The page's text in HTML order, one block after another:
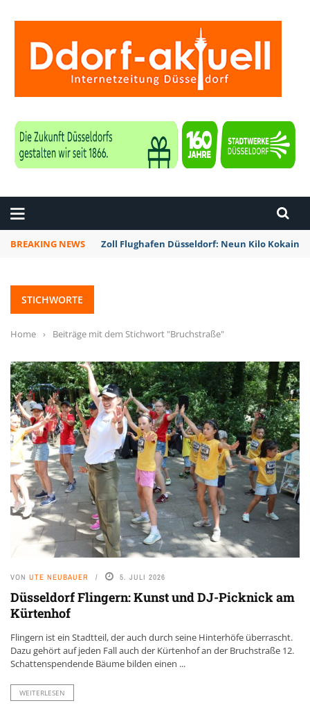
BREAKING NEWS Zoll Flughafen Düsseldorf: Neun Kilo Kokain
STICHWORTE
Home › Beiträge mit dem Stichwort "Bruchstraße"
VON UTE NEUBAUER 5. JULI 2026
Düsseldorf Flingern: Kunst und DJ-Picknick am
Kürtenhof
Flingern ist ein Stadtteil, der auch durch seine Hinterhöfe überrascht.
Dazu gehört auf jeden Fall auch der Kürtenhof an der Bruchstraße 12.
Schattenspendende Bäume bilden einen ...
WEITERLESEN